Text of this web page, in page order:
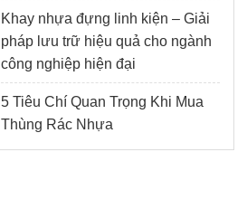
Khay nhựa đựng linh kiện – Giải
pháp lưu trữ hiệu quả cho ngành
công nghiệp hiện đại
5 Tiêu Chí Quan Trọng Khi Mua
Thùng Rác Nhựa